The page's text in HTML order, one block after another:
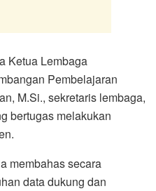
Ketua Lembaga
Pembelajaran
M.Si., sekretaris lembaga,
bertugas melakukan
membahas secara
data dukung dan